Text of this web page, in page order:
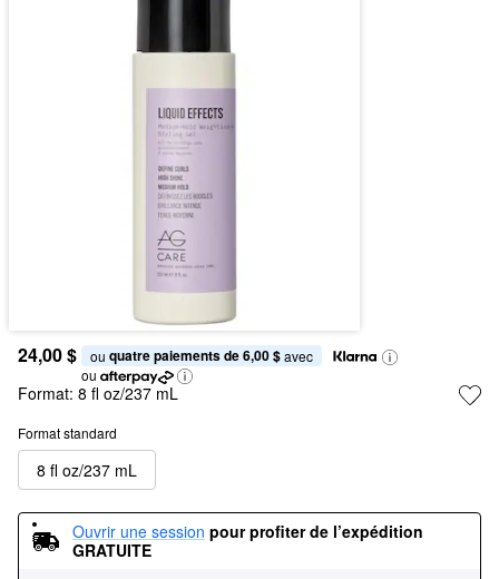
24,00 $ ou quatre paiements de 6,00 $ avec
ou
Format: 8 fl oz/237 mL
Format standard
8 fl oz/237 mL
Ouvrir une session pour profiter de l’expédition
GRATUITE